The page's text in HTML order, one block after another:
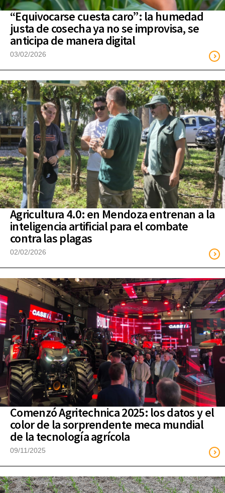
“Equivocarse cuesta caro”: la humedad
justa de cosecha ya no se improvisa, se
anticipa de manera digital
03/02/2026
Agricultura 4.0: en Mendoza entrenan a la
inteligencia artificial para el combate
contra las plagas
02/02/2026
Comenzó Agritechnica 2025: los datos y el
color de la sorprendente meca mundial
de la tecnología agrícola
09/11/2025